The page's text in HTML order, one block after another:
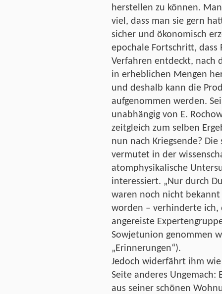
herstellen zu können.
viel, dass man sie gern
sicher und ökonomisch
epochale Fortschritt,
Verfahren entdeckt, nach
in erheblichen Mengen
und deshalb kann die
aufgenommen werden.
unabhängig von E.
zeitgleich zum selben
nun nach Kriegsende?
vermutet in der
atomphysikalische
interessiert. „Nur durch
waren noch nicht
worden – verhinderte ich,
angereiste
Sowjetunion genommen
„Erinnerungen“).
Jedoch widerfährt ihm
Seite anderes Ungemach:
aus seiner schönen